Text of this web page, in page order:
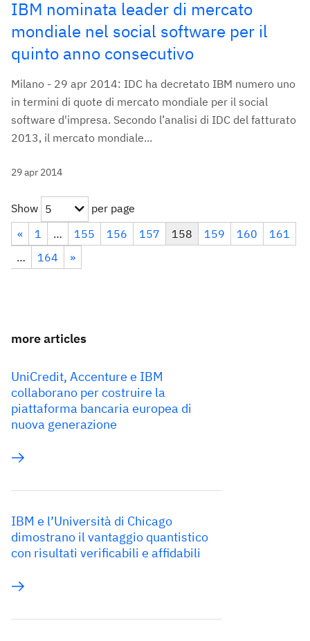
IBM nominata leader di mercato
mondiale nel social software per il
quinto anno consecutivo
Milano - 29 apr 2014: IDC ha decretato IBM numero uno
in termini di quote di mercato mondiale per il social
software d'impresa. Secondo l’analisi di IDC del fatturato
2013, il mercato mondiale...
29 apr 2014
Show 5
per page
«
1 … 155 156 157 158 159 160
161
…
164 »
more articles
UniCredit, Accenture e IBM
collaborano per costruire la
piattaforma bancaria europea di
nuova generazione
IBM e l’Università di Chicago
dimostrano il vantaggio quantistico
con risultati verificabili e affidabili